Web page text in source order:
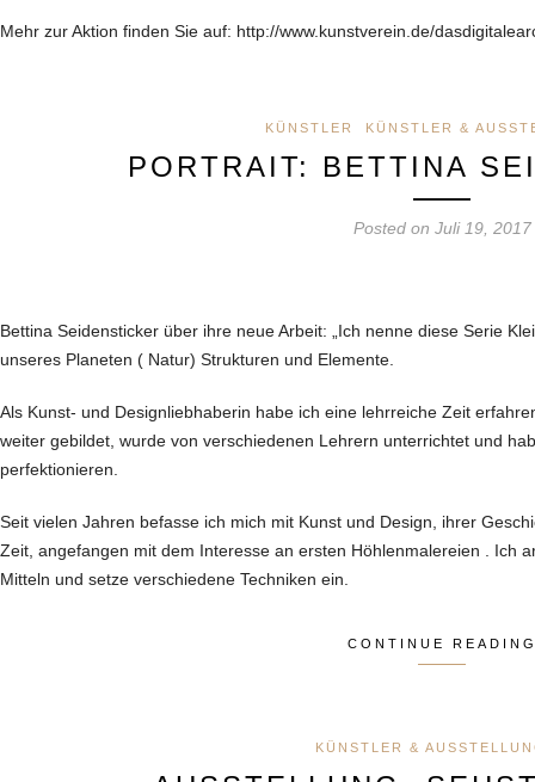
Mehr zur Aktion finden Sie auf: http://www.kunstverein.de/
KÜNSTLER KÜNSTLER &
PORTRAIT: BETTINA
Posted on Juli 19, 2017
Bettina Seidensticker über ihre neue Arbeit: „Ich nenne diese Serie
unseres Planeten ( Natur) Strukturen und Elemente.
Als Kunst- und Designliebhaberin habe ich eine lehrreiche Zeit
weiter gebildet, wurde von verschiedenen Lehrern unterrichtet und
perfektionieren.
Seit vielen Jahren befasse ich mich mit Kunst und Design, ihrer
Zeit, angefangen mit dem Interesse an ersten Höhlenmalereien . Ich
Mitteln und setze verschiedene Techniken ein.
CONTINUE
KÜNSTLER &